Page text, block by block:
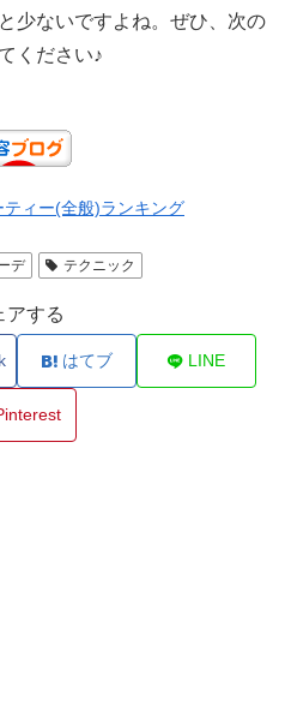
少ないですよね。ぜひ、次の
ください♪
ティー(全般)ランキング
デ テクニック
アする
はてブ LINE